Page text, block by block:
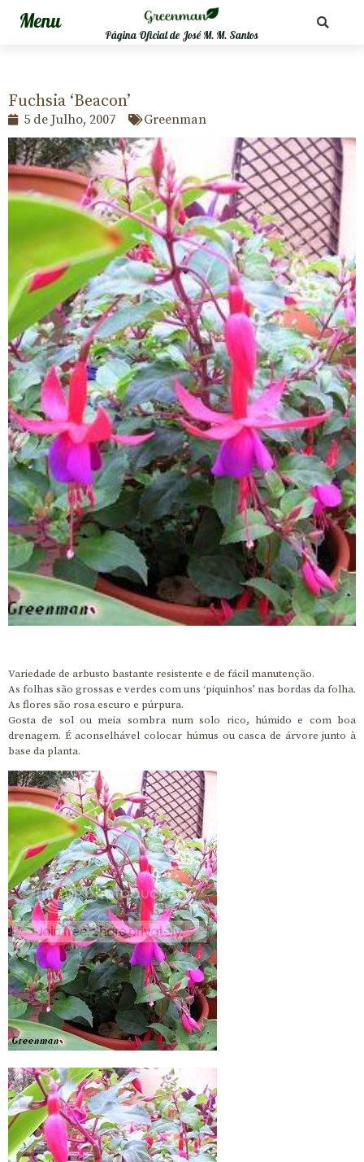
Página Oficial de José M. M. Santos
Fuchsia ‘Beacon’
5 de Julho, 2007 Greenman
Variedade de arbusto bastante resistente e de fácil manutenção.
As folhas são grossas e verdes com uns ‘piquinhos’ nas bordas da folha.
As flores são rosa escuro e púrpura.
Gosta de sol ou meia sombra num solo rico, húmido e com boa
drenagem. É aconselhável colocar húmus ou casca de árvore junto à
base da planta.